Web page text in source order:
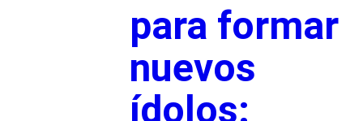
para formar
nuevos
ídolos: